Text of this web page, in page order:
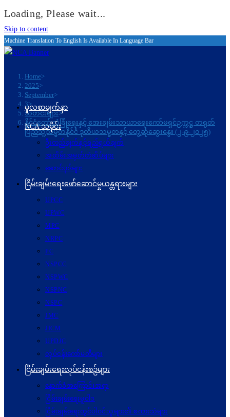
Loading, Please wait...
Skip to content
Machine Translation To English Is Available In Language Bar
Home>
2025>
September>
3>
သတင်းများ>
နိုင်ငံတော်လုံခြုံရေးနှင့် အေးချမ်းသာယာရေးကော်မရှင်ဥက္ကဋ္ဌ တရုတ်
ပြည်သူ့သမ္မတနိုင်ငံ ဒုတိယသမ္မတနှင့် တွေ့ဆုံဆွေးနွေး (၂-၉-၂၀၂၅)
မူလစာမျက်နှာ
NCA သမိုင်း
ဦးတည်ချက်နှင့်ရည်ရွယ်ချက်
အထိမ်းအမှတ်တံဆိပ်များ
ဆောင်ပုဒ်များ
ငြိမ်းချမ်းရေးဖော်‌ဆောင်မှုယန္တရားများ
UPCC
UPWC
MPC
NRPC
PC
NSPCC
NSPWC
NSPNC
NSPC
JMC
JICM
UPDJC
လုပ်ငန်းကော်မတီများ
ငြိမ်းချမ်းရေးလုပ်ငန်းစဉ်များ
နောက်ခံအကြောင်းအရာ
ငြိမ်းချမ်းရေးမူဝါဒ
ငြိမ်းချမ်းရေးတွင်ပါဝင်သူများ၏ စကားသံများ